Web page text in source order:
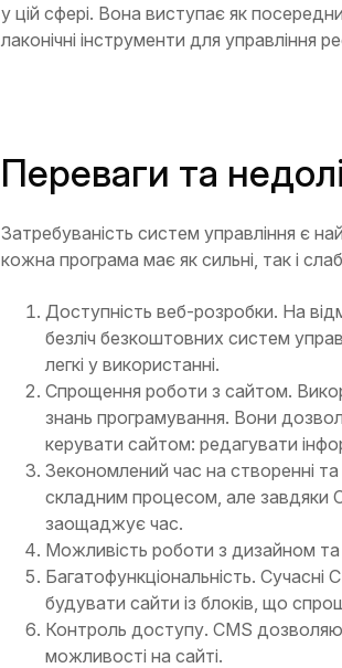
у цій сфері. Вона виступає як
лаконічні інструменти для управління
Переваги та
Затребуваність систем управління є
кожна програма має як сильні, так і
Доступність веб-розробки. На
безліч безкоштовних систем
легкі у використанні.
Спрощення роботи з сайтом.
знань програмування. Вони
керувати сайтом: редагувати
Зекономлений час на створенні
складним процесом, але завдяки
заощаджує час.
Можливість роботи з дизайном
Багатофункціональність.
будувати сайти із блоків, що
Контроль доступу. CMS
можливості на сайті.